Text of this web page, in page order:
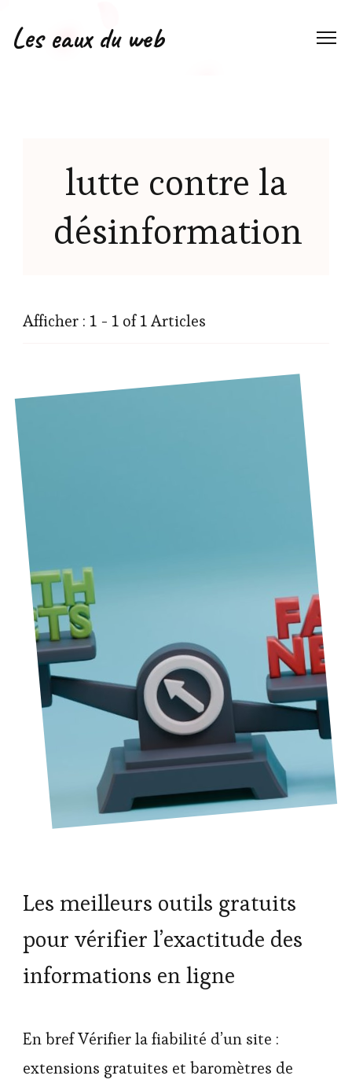
Les eaux du web
lutte contre la
désinformation
Afficher : 1 - 1 of 1 Articles
Les meilleurs outils gratuits
pour vérifier l’exactitude des
informations en ligne
En bref Vérifier la fiabilité d’un site :
extensions gratuites et baromètres de